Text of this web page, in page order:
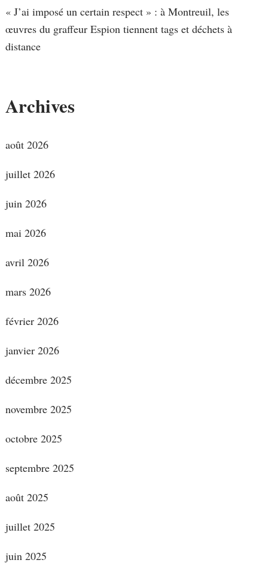
« J’ai imposé un certain respect » : à Montreuil, les
œuvres du graffeur Espion tiennent tags et déchets à
distance
Archives
août 2026
juillet 2026
juin 2026
mai 2026
avril 2026
mars 2026
février 2026
janvier 2026
décembre 2025
novembre 2025
octobre 2025
septembre 2025
août 2025
juillet 2025
juin 2025